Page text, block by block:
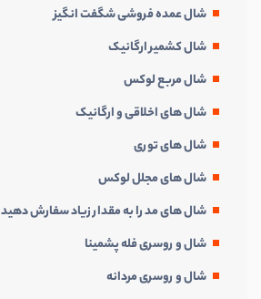
شال عمده فروشی شگفت انگیز
شال کشمیر ارگانیک
شال مربع لوکس
شال های اخلاقی و ارگانیک
شال های توری
شال های مجلل لوکس
شال های مد را به مقدار زیاد سفارش دهید
شال و روسری فله پشمینا
شال و روسری مردانه